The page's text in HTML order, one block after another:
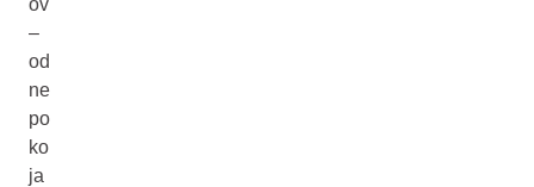
ov
–
od
ne
po
ko
ja